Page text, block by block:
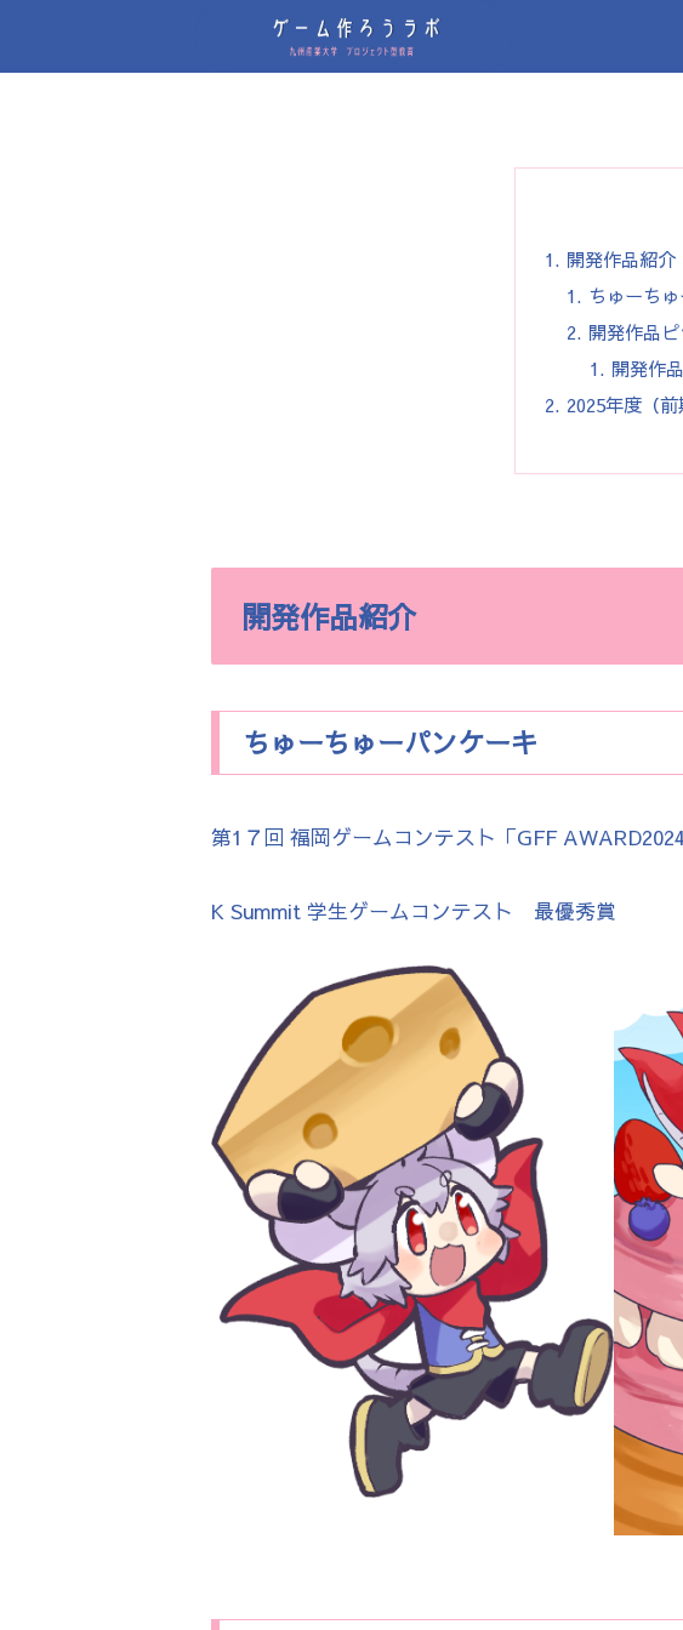
開発作品紹介
ちゅーち
開発作品
開発作
2025年度（前
開発作品紹介
ちゅーちゅーパンケーキ
第1７回 福岡ゲームコンテスト「GFF
K Summit 学生ゲームコンテスト 最優秀賞